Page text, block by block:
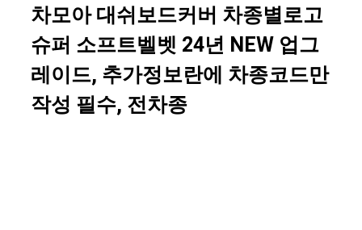
차모아 대쉬보드커버 차종별로고
슈퍼 소프트벨벳 24년 NEW 업그
레이드, 추가정보란에 차종코드만
작성 필수, 전차종